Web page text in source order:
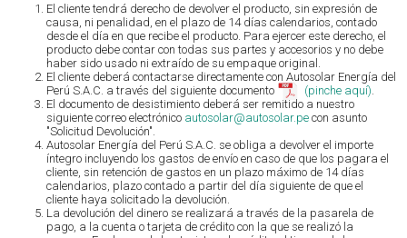
El cliente tendrá derecho de devolver el producto, sin expresión de
causa, ni penalidad, en el plazo de 14 días calendarios, contado
desde el día en que recibe el producto. Para ejercer este derecho, el
producto debe contar con todas sus partes y accesorios y no debe
haber sido usado ni extraído de su empaque original.
El cliente deberá contactarse directamente con Autosolar Energía del
Perú S.A.C. a través del siguiente documento
(pinche aquí)
El documento de desistimiento deberá ser remitido a nuestro
siguiente correo electrónico autosolar@autosolar.pe con asunto
"Solicitud Devolución".
Autosolar Energía del Perú S.A.C. se obliga a devolver el importe
íntegro incluyendo los gastos de envío en caso de que los pagara el
cliente, sin retención de gastos en un plazo máximo de 14 días
calendarios, plazo contado a partir del día siguiente de que el
cliente haya solicitado la devolución.
La devolución del dinero se realizará a través de la pasarela de
pago, a la cuenta o tarjeta de crédito con la que se realizó la